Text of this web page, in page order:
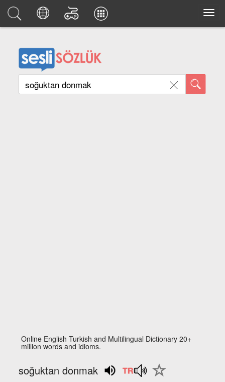
Online English Turkish and Multilingual Dictionary 20+
million words and idioms.
soğuktan donmak